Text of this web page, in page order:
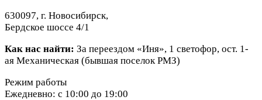
630097, г. Новосибирск,
Бердское шоссе 4/1
Как нас найти: За переездом «Иня», 1 светофор, ост. 1-
ая Механическая (бывшая поселок РМЗ)
Режим работы
Ежедневно: с 10:00 до 19:00